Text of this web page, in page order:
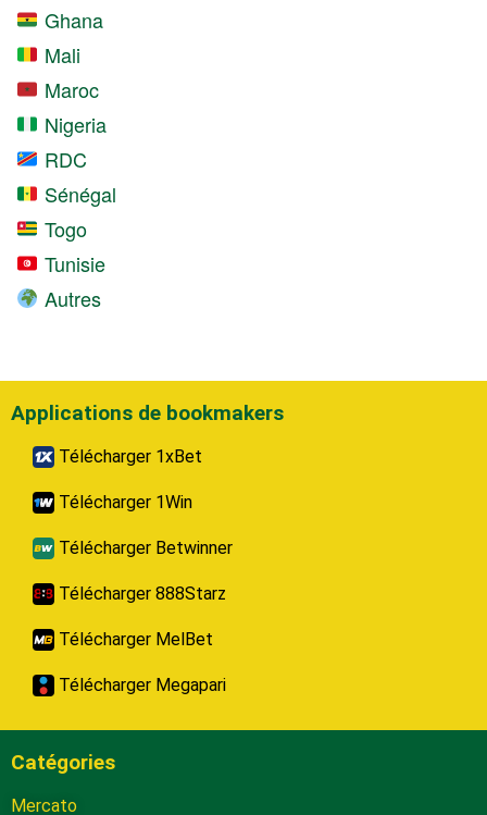
Ghana
Mali
Maroc
Nigeria
RDC
Sénégal
Togo
Tunisie
Autres
Applications de bookmakers
Télécharger 1xBet
Télécharger 1Win
Télécharger Betwinner
Télécharger 888Starz
Télécharger MelBet
Télécharger Megapari
Catégories
Mercato